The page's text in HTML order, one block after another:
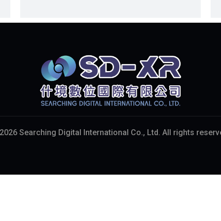
Searching Digital International Co., Ltd. All rights